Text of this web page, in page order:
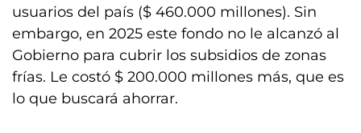
usuarios del país ($ 460.000 millones). Sin
embargo, en 2025 este fondo no le alcanzó al
Gobierno para cubrir los subsidios de zonas
frías. Le costó $ 200.000 millones más, que es
lo que buscará ahorrar.